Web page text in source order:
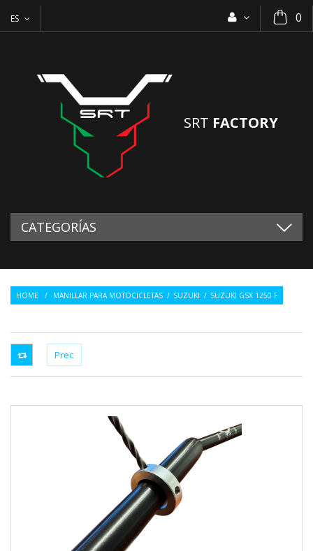
0
ES
SRT FACTORY
CATEGORÍAS
HOME / MANILLAR PARA MOTOCICLETAS / SUZUKI / SUZUKI GSX 1250 F